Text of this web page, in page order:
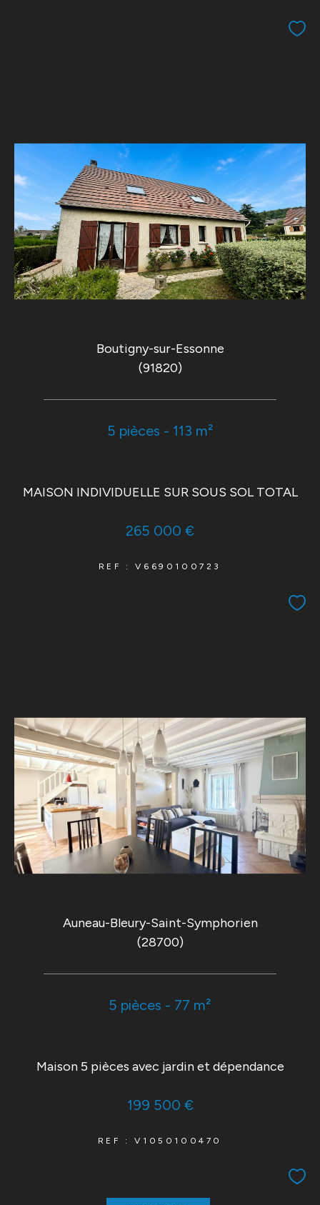
Boutigny-sur-Essonne
(91820)
5 pièces - 113 m²
MAISON INDIVIDUELLE SUR SOUS SOL TOTAL
265 000 €
REF : V6690100723
Auneau-Bleury-Saint-Symphorien
(28700)
5 pièces - 77 m²
Maison 5 pièces avec jardin et dépendance
199 500 €
REF : V1050100470